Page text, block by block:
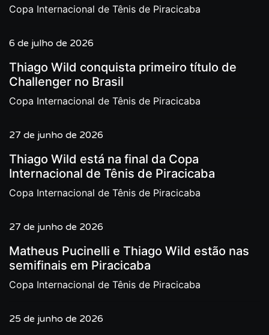
Copa Internacional de Tênis de Piracicaba
6 de julho de 2026
Thiago Wild conquista primeiro título de
Challenger no Brasil
Copa Internacional de Tênis de Piracicaba
27 de junho de 2026
Thiago Wild está na final da Copa
Internacional de Tênis de Piracicaba
Copa Internacional de Tênis de Piracicaba
27 de junho de 2026
Matheus Pucinelli e Thiago Wild estão nas
semifinais em Piracicaba
Copa Internacional de Tênis de Piracicaba
25 de junho de 2026